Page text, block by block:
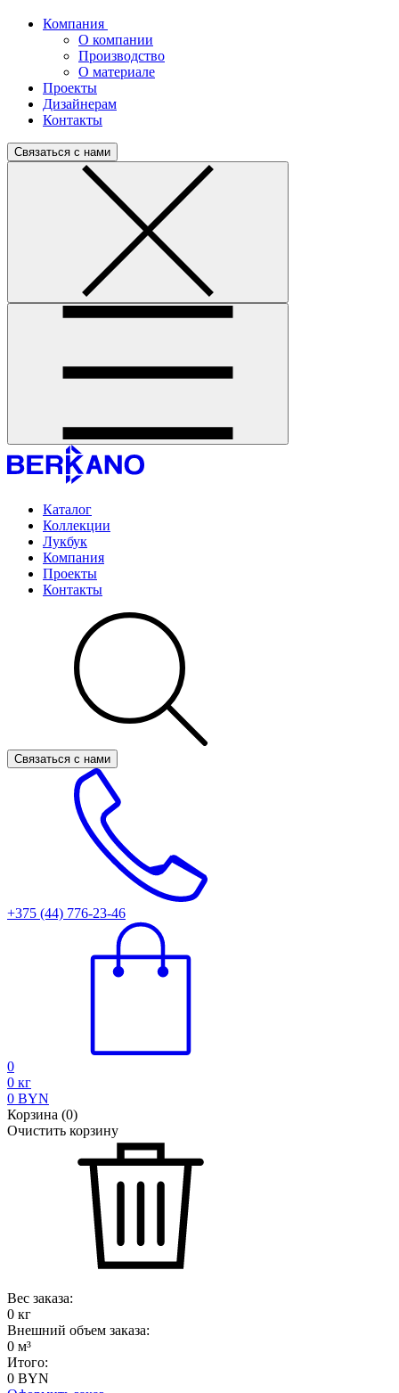
Компания
О компании
Производство
О материале
Проекты
Дизайнерам
Контакты
Связаться с нами
Каталог
Коллекции
Лукбук
Компания
Проекты
Контакты
Связаться с нами
+375 (44) 776-23-46
0
0 кг
0 BYN
Корзина (0)
Очистить корзину
Вес заказа:
0 кг
Внешний объем заказа:
0 м³
Итого:
0 BYN